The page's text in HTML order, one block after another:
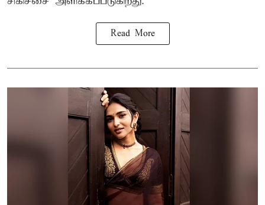
Read More